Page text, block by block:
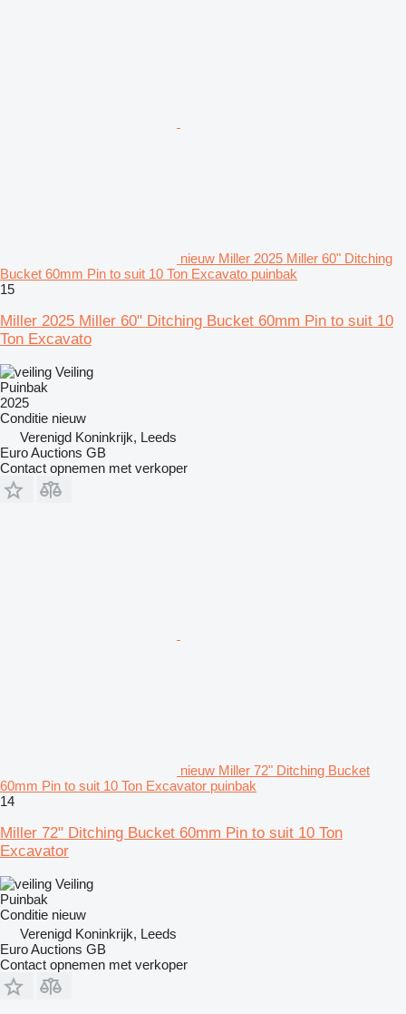
nieuw Miller 2025 Miller 60" Ditching
Bucket 60mm Pin to suit 10 Ton Excavato puinbak
15
Miller 2025 Miller 60" Ditching Bucket 60mm Pin to suit 10
Ton Excavato
Veiling
Puinbak
2025
Conditie nieuw
Verenigd Koninkrijk, Leeds
Euro Auctions GB
Contact opnemen met verkoper
nieuw Miller 72" Ditching Bucket
60mm Pin to suit 10 Ton Excavator puinbak
14
Miller 72" Ditching Bucket 60mm Pin to suit 10 Ton
Excavator
Veiling
Puinbak
Conditie nieuw
Verenigd Koninkrijk, Leeds
Euro Auctions GB
Contact opnemen met verkoper